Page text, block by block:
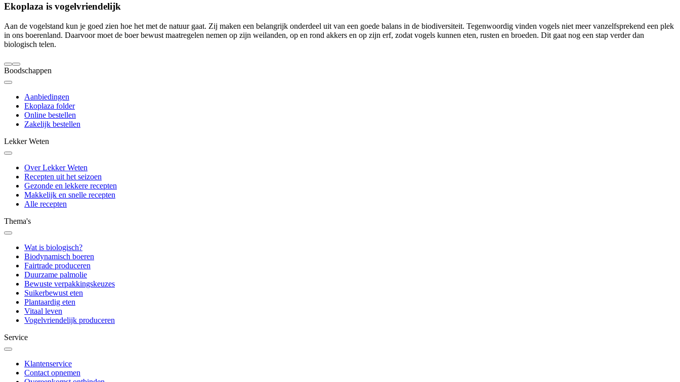
Ekoplaza is vogelvriendelijk
Aan de vogelstand kun je goed zien hoe het met de natuur gaat. Zij maken een belangrijk onderdeel uit van een goede balans in de biodiversiteit. Tegenwoordig vinden vogels niet meer vanzelfsprekend een plek
in ons boerenland. Daarvoor moet de boer bewust maatregelen nemen op zijn weilanden, op en rond akkers en op zijn erf, zodat vogels kunnen eten, rusten en broeden. Dit gaat nog een stap verder dan
biologisch telen.
Boodschappen
Aanbiedingen
Ekoplaza folder
Online bestellen
Zakelijk bestellen
Lekker Weten
Over Lekker Weten
Recepten uit het seizoen
Gezonde en lekkere recepten
Makkelijk en snelle recepten
Alle recepten
Thema's
Wat is biologisch?
Biodynamisch boeren
Fairtrade produceren
Duurzame palmolie
Bewuste verpakkingskeuzes
Suikerbewust eten
Plantaardig eten
Vitaal leven
Vogelvriendelijk produceren
Service
Klantenservice
Contact opnemen